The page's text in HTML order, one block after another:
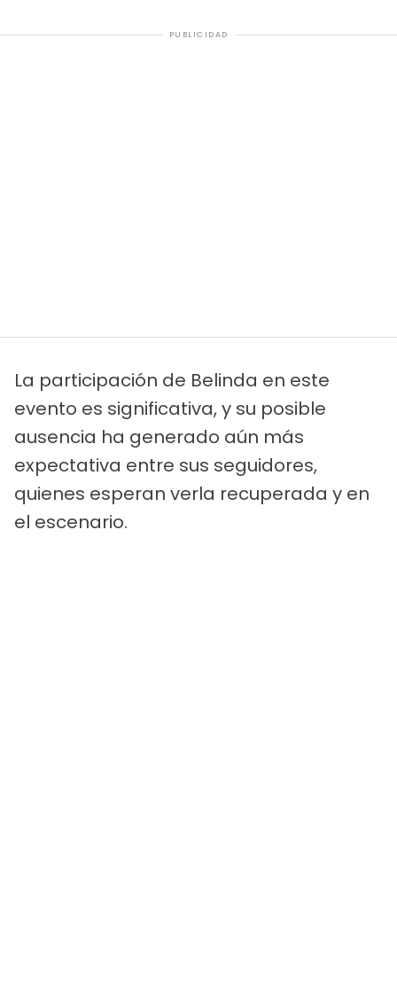
PUBLICIDAD
La participación de Belinda en este
evento es significativa, y su posible
ausencia ha generado aún más
expectativa entre sus seguidores,
quienes esperan verla recuperada y en
el escenario.